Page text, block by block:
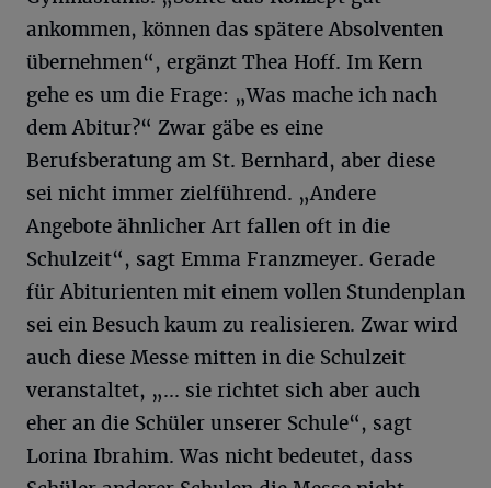
ankommen, können das spätere Absolventen
übernehmen“, ergänzt Thea Hoff. Im Kern
gehe es um die Frage: „Was mache ich nach
dem Abitur?“ Zwar gäbe es eine
Berufsberatung am St. Bernhard, aber diese
sei nicht immer zielführend. „Andere
Angebote ähnlicher Art fallen oft in die
Schulzeit“, sagt Emma Franzmeyer. Gerade
für Abiturienten mit einem vollen Stundenplan
sei ein Besuch kaum zu realisieren. Zwar wird
auch diese Messe mitten in die Schulzeit
veranstaltet, „... sie richtet sich aber auch
eher an die Schüler unserer Schule“, sagt
Lorina Ibrahim. Was nicht bedeutet, dass